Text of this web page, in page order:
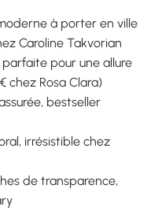
à porter en ville
Caroline Takvorian
pour une allure
chez Rosa Clara)
bestseller
irrésistible chez
de transparence,